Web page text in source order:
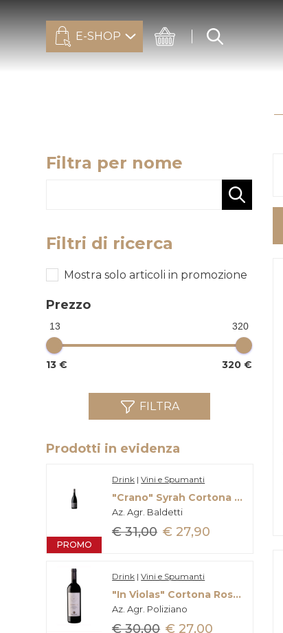
E-SHOP
Filtra per nome
Filtri di ricerca
Mostra solo articoli in promozione
Prezzo
13 320
13 € 320 €
FILTRA
Prodotti in evidenza
PROMO
Drink | Vini e Spumanti
"Crano" Syrah Cortona Doc
Az. Agr. Baldetti
€ 31,00 € 27,90
Drink | Vini e Spumanti
"In Violas" Cortona Rosso Doc
Az. Agr. Poliziano
€ 30,00 € 27,00